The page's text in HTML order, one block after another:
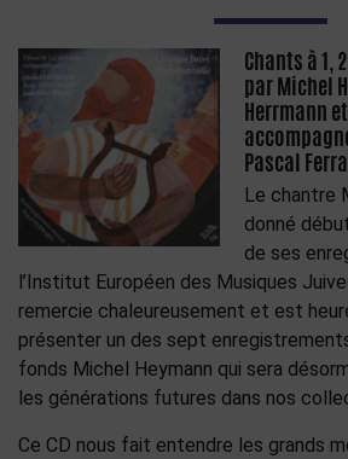
Chants à 1,
par Michel
Herrmann
Pascal
Le chantre
donné
de ses
l’Institut Européen des Musiques
remercie chaleureusement et est
présenter un des sept
fonds Michel Heymann qui sera
les générations futures dans nos
Ce CD nous fait entendre les grands